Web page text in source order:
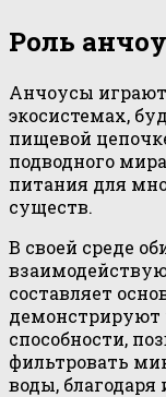
Роль
Анчоусы
экосистемах,
пищевой
подводного
питания для
существ.
В своей среде
составляет
демонстрируют
способности,
фильтровать
воды,